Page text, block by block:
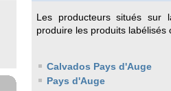
Les producteurs situés sur
produire les produits labélisés
Calvados Pays d'Auge
Pays d'Auge